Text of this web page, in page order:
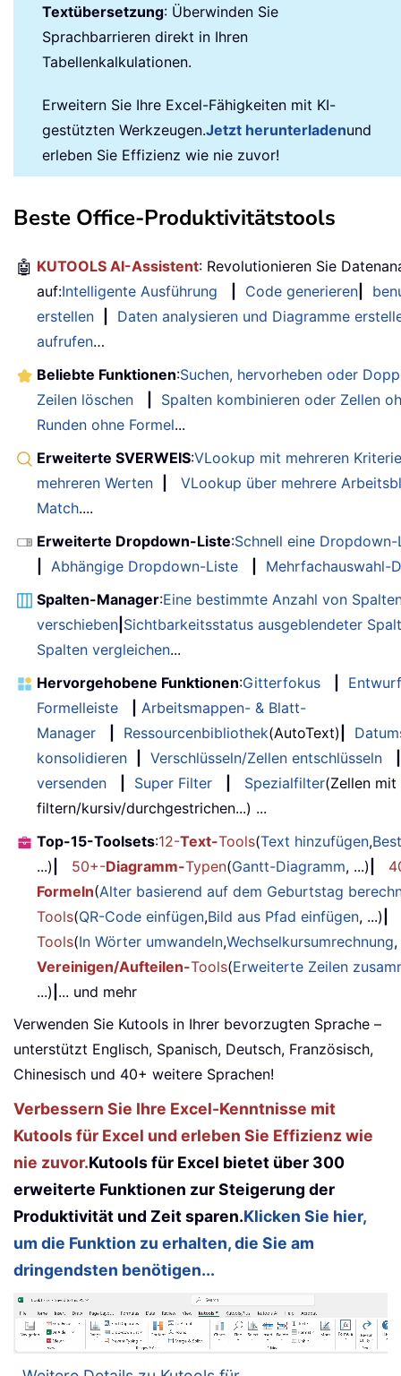
Textübersetzung: Überwinden Sie
Sprachbarrieren direkt in Ihren
Tabellenkalkulationen.
Erweitern Sie Ihre Excel-Fähigkeiten mit KI-
gestützten Werkzeugen.Jetzt herunterladenund
erleben Sie Effizienz wie nie zuvor!
Beste Office-Produktivitätstools
🤖 KUTOOLS AI-Assistent: Revolutionieren Sie
auf:Intelligente Ausführung Code generieren
erstellen
Daten analysieren und Diagramme
aufrufen…
Beliebte Funktionen:Suchen, hervorheben oder
Zeilen löschen
Spalten kombinieren oder Zellen
Runden ohne Formel...
Erweiterte SVERWEIS:VLookup mit mehreren
mehreren Werten
VLookup über mehrere
Match....
Erweiterte Dropdown-Liste:Schnell eine
Abhängige Dropdown-Liste
Mehrfachauswahl-
Spalten-Manager:Eine bestimmte Anzahl von
verschieben Sichtbarkeitsstatus ausgeblendeter
Spalten vergleichen...
Hervorgehobene Funktionen:Gitterfokus
Entwurf
Formelleiste
Arbeitsmappen- & Blatt-
Manager
Ressourcenbibliothek(AutoText)
konsolidieren
Verschlüsseln/Zellen entschlüsseln
versenden
Super Filter Spezialfilter(Zellen
filtern/kursiv/durchgestrichen...) ...
Top-15-Toolsets:12-Text-Tools(Text hinzufügen,
...)
50+-Diagramm-Typen(Gantt-Diagramm, ...)
Formeln(Alter basierend auf dem Geburtstag
Tools(QR-Code einfügen,Bild aus Pfad einfügen, ...)
Tools(In Wörter umwandeln,Wechselkursumrechnung
Vereinigen/Aufteilen-Tools(Erweiterte Zeilen
...) ... und mehr
Verwenden Sie Kutools in Ihrer bevorzugten Sprache –
unterstützt Englisch, Spanisch, Deutsch, Französisch,
Chinesisch und 40+ weitere Sprachen!
Verbessern Sie Ihre Excel-Kenntnisse mit
Kutools für Excel und erleben Sie Effizienz wie
nie zuvor.Kutools für Excel bietet über 300
erweiterte Funktionen zur Steigerung der
Produktivität und Zeit sparen.Klicken Sie hier,
um die Funktion zu erhalten, die Sie am
dringendsten benötigen...